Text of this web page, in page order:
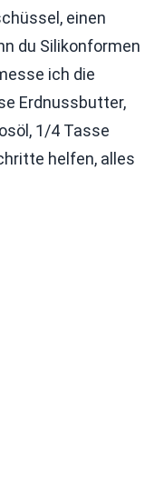
einen
du Silikonformen
ich die
Erdnussbutter,
1/4 Tasse
helfen, alles